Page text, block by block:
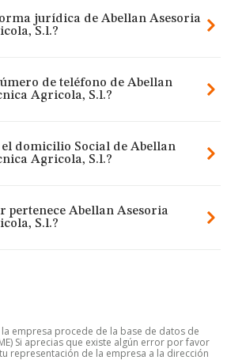
jurídica de Abellan Asesoria
S.l.?
de teléfono de Abellan
Agricola, S.l.?
el domicilio Social de Abellan
Agricola, S.l.?
pertenece Abellan Asesoria
S.l.?
empresa procede de la base de datos de
Si aprecias que existe algún error por favor
representación de la empresa a la dirección